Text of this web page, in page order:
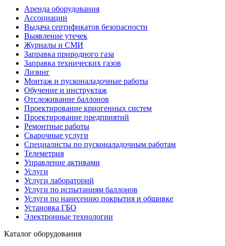
Аренда оборудования
Ассоциации
Выдача сертификатов безопасности
Выявление утечек
Журналы и СМИ
Заправка природного газа
Заправка технических газов
Лизинг
Монтаж и пусконаладочные работы
Обучение и инструктаж
Отслеживание баллонов
Проектирование криогенных систем
Проектирование предприятий
Ремонтные работы
Сварочные услуги
Специалисты по пусконаладочным работам
Телеметрия
Управление активами
Услуги
Услуги лабораторий
Услуги по испытаниям баллонов
Услуги по нанесению покрытия и обшивке
Установка ГБО
Электронные технологии
Каталог оборудования